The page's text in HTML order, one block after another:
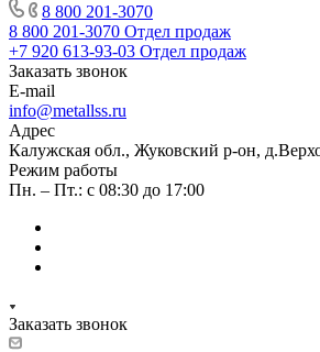
8 800 201-3070
8 800 201-3070 Отдел продаж
+7 920 613-93-03 Отдел продаж
Заказать звонок
E-mail
info@metallss.ru
Адрес
Калужская обл., Жуковский р-он,
Режим работы
Пн. – Пт.: с 08:30 до 17:00
Заказать звонок